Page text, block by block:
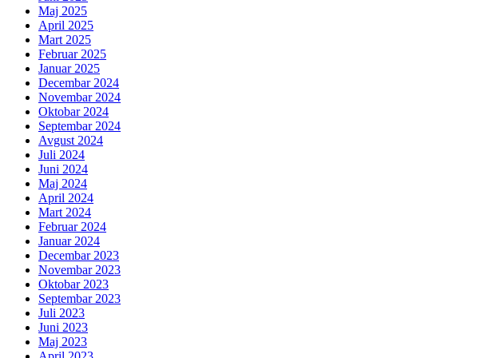
Maj 2025
April 2025
Mart 2025
Februar 2025
Januar 2025
Decembar 2024
Novembar 2024
Oktobar 2024
Septembar 2024
Avgust 2024
Juli 2024
Juni 2024
Maj 2024
April 2024
Mart 2024
Februar 2024
Januar 2024
Decembar 2023
Novembar 2023
Oktobar 2023
Septembar 2023
Juli 2023
Juni 2023
Maj 2023